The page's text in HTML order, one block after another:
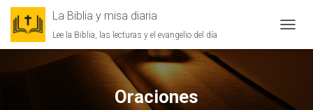
La Biblia y misa diaria
Lee la Biblia, las lecturas y el evangelio del día
Oraciones